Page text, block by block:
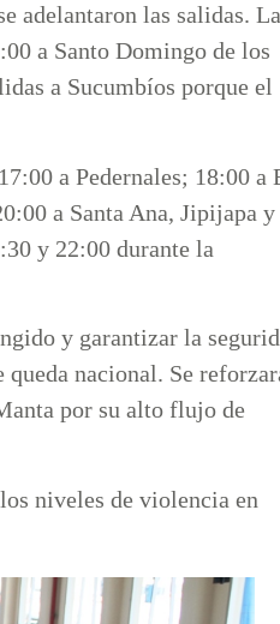
adelantaron las salidas.
a Santo Domingo de los
a Sucumbíos porque el
a Pedernales; 18:00 a
a Santa Ana, Jipijapa y
y 22:00 durante la
y garantizar la
nacional. Se
por su alto flujo de
niveles de violencia en